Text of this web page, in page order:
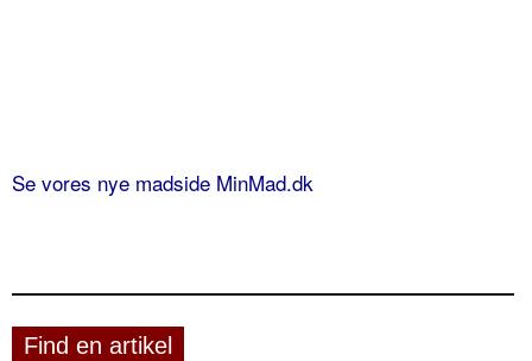
Se vores nye madside MinMad.dk
Find en artikel